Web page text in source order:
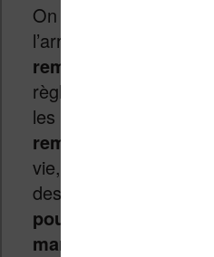
On remarque la
l’arrière, ce qui
remplaçable
. Cela
règlement européen
les appareils
remplacement de
vie, afin de prolonger
des produits.
Une
pourraient inspirer
marques…